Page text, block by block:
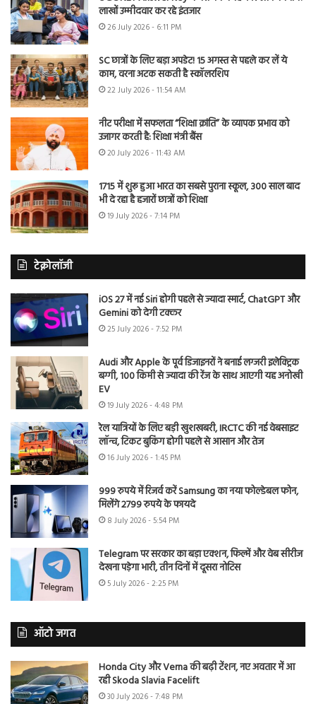
लाखों उम्मीदवार कर रहे इंतजार
26 July 2026 - 6:11 PM
SC छात्रों के लिए बड़ा अपडेट! 15 अगस्त से पहले कर लें ये
काम, वरना अटक सकती है स्कॉलरशिप
22 July 2026 - 11:54 AM
नीट परीक्षा में सफलता “शिक्षा क्रांति” के व्यापक प्रभाव को
उजागर करती है: शिक्षा मंत्री बैंस
20 July 2026 - 11:43 AM
1715 में शुरू हुआ भारत का सबसे पुराना स्कूल, 300 साल बाद
भी दे रहा है हजारों छात्रों को शिक्षा
19 July 2026 - 7:14 PM
टेक्नोलॉजी
iOS 27 में नई Siri होगी पहले से ज्यादा स्मार्ट, ChatGPT और
Gemini को देगी टक्कर
25 July 2026 - 7:52 PM
Audi और Apple के पूर्व डिजाइनरों ने बनाई लग्जरी इलेक्ट्रिक
बग्गी, 100 किमी से ज्यादा की रेंज के साथ आएगी यह अनोखी
EV
19 July 2026 - 4:48 PM
रेल यात्रियों के लिए बड़ी खुशखबरी, IRCTC की नई वेबसाइट
लॉन्च, टिकट बुकिंग होगी पहले से आसान और तेज
16 July 2026 - 1:45 PM
999 रुपये में रिजर्व करें Samsung का नया फोल्डेबल फोन,
मिलेंगे 2799 रुपये के फायदे
8 July 2026 - 5:54 PM
Telegram पर सरकार का बड़ा एक्शन, फिल्में और वेब सीरीज
देखना पड़ेगा भारी, तीन दिनों में दूसरा नोटिस
5 July 2026 - 2:25 PM
ऑटो जगत
Honda City और Verna की बढ़ी टेंशन, नए अवतार में आ
रही Skoda Slavia Facelift
30 July 2026 - 7:48 PM